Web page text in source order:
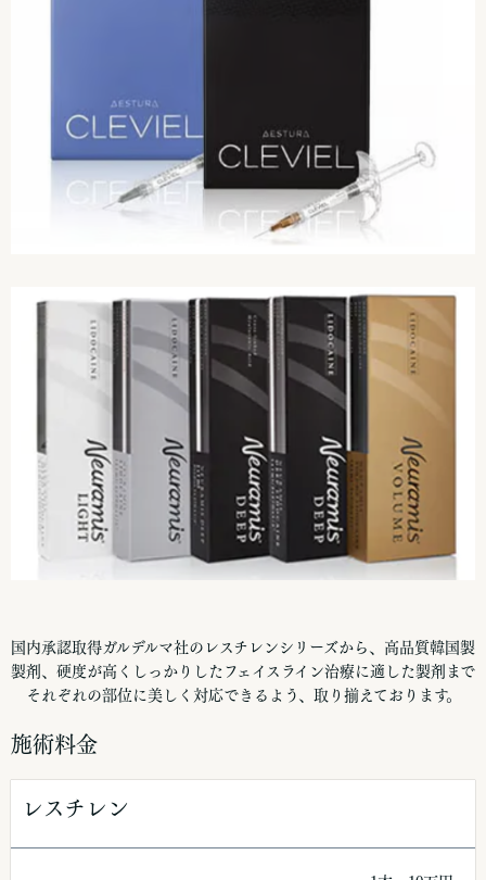
国内承認取得ガルデルマ社のレスチレンシリーズから、高品質韓国製
製剤、硬度が高くしっかりしたフェイスライン治療に適した製剤まで
それぞれの部位に美しく対応できるよう、取り揃えております。
施術料金
レスチレン